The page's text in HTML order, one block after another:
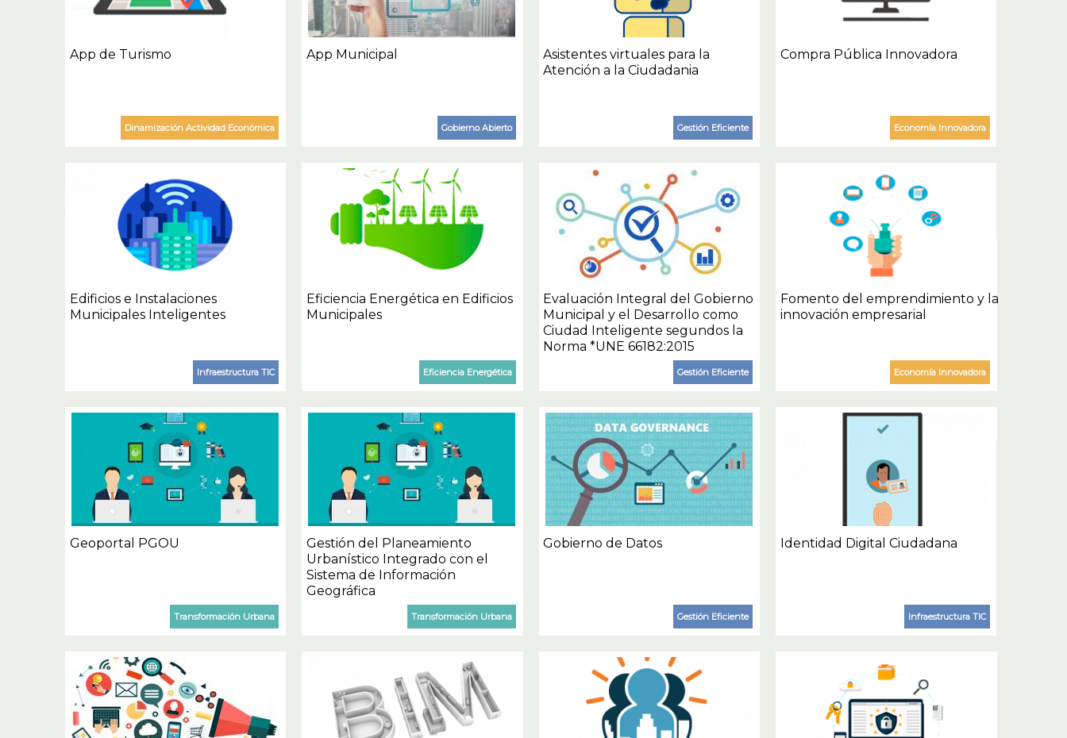
App de Turismo
Dinamización Actividad Económica
App Municipal
Gobierno Abierto
Asistentes virtuales para la
Atención a la Ciudadania
Gestión Eficiente
Compra Pública Innovadora
Economía Innovadora
Edificios e Instalaciones
Municipales Inteligentes
Infraestructura TIC
Eficiencia Energética en Edificios
Municipales
Eficiencia Energética
Evaluación Integral del Gobierno
Municipal y el Desarrollo como
Ciudad Inteligente segundos la
Norma *UNE 66182:2015
Gestión Eficiente
Fomento del emprendimiento y la
innovación empresarial
Economía Innovadora
Geoportal PGOU
Transformación Urbana
Gestión del Planeamiento
Urbanístico Integrado con el
Sistema de Información
Geográfica
Transformación Urbana
Gobierno de Datos
Gestión Eficiente
Identidad Digital Ciudadana
Infraestructura TIC